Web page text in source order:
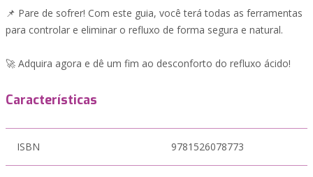
📌 Pare de sofrer! Com este guia, você terá todas as ferramentas
para controlar e eliminar o refluxo de forma segura e natural.
🚀 Adquira agora e dê um fim ao desconforto do refluxo ácido!
Características
ISBN 9781526078773